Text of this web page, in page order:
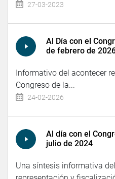
27-03-2023
Al Día con el
de febrero de
Informativo del acontecer
Congreso de la...
24-02-2026
Al día con el
julio de 2024
Una síntesis informativa